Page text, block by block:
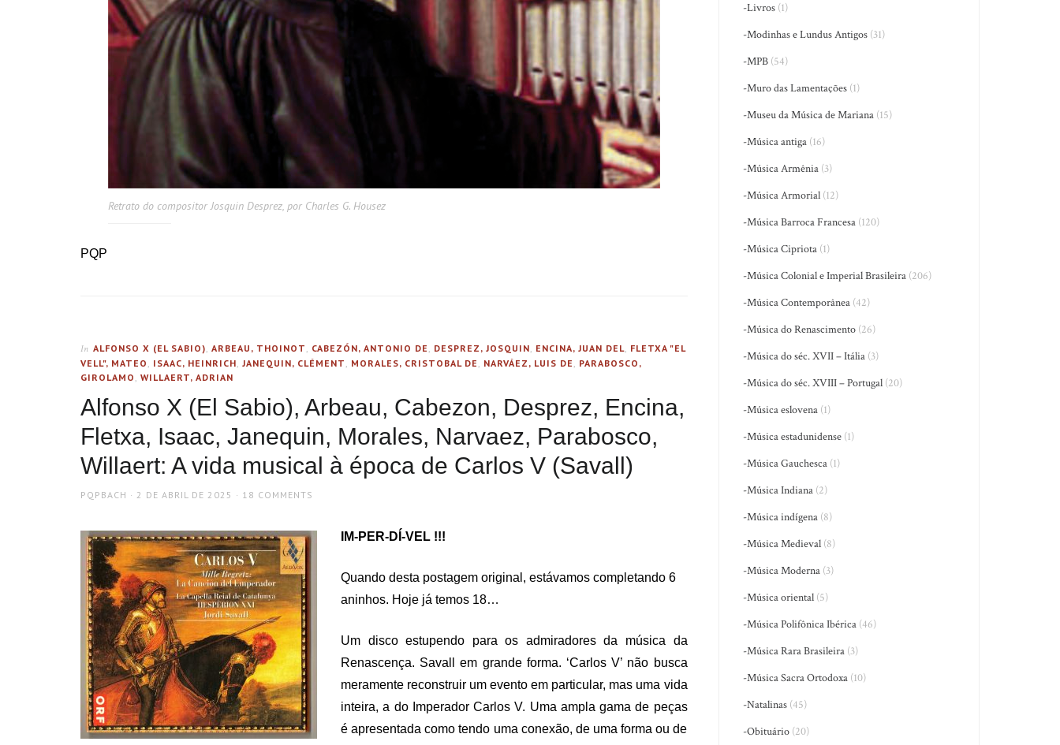
Retrato do compositor Josquin Desprez, por Charles G. Housez
PQP
In ALFONSO X (EL SABIO), ARBEAU, THOINOT , CABEZÓN, ANTONIO DE , DESPREZ, JOSQUIN, ENCINA, JUAN DEL, FLETXA "EL
VELL", MATEO , ISAAC, HEINRICH, JANEQUIN, CLÉMENT , MORALES, CRISTOBAL DE , NARVÁEZ, LUIS DE , PARABOSCO,
GIROLAMO , WILLAERT, ADRIAN
Alfonso X (El Sabio), Arbeau, Cabezon, Desprez, Encina,
Fletxa, Isaac, Janequin, Morales, Narvaez, Parabosco,
Willaert: A vida musical à época de Carlos V (Savall)
AUTHOR
PQPBACH
POSTED
2 DE ABRIL DE 2025 18 COMMENTS
IM-PER-DÍ-VEL !!!
Quando desta postagem original, estávamos completando 6
aninhos. Hoje já temos 18…
Um disco estupendo para os admiradores da música da
Renascença. Savall em grande forma. ‘Carlos V’ não busca
meramente reconstruir um evento em particular, mas uma vida
inteira, a do Imperador Carlos V. Uma ampla gama de peças
é apresentada como tendo uma conexão, de uma forma ou de
-Livros (1)
-Modinhas e Lundus Antigos (31)
-MPB (54)
-Muro das Lamentações (1)
-Museu da Música de Mariana (15)
-Música antiga (16)
-Música Armênia (3)
-Música Armorial (12)
-Música Barroca Francesa (120)
-Música Cipriota (1)
-Música Colonial e Imperial Brasileira (206)
-Música Contemporânea (42)
-Música do Renascimento (26)
-Música do séc. XVII – Itália (3)
-Música do séc. XVIII – Portugal (20)
-Música eslovena (1)
-Música estadunidense (1)
-Música Gauchesca (1)
-Música Indiana (2)
-Música indígena (8)
-Música Medieval (8)
-Música Moderna (3)
-Música oriental (5)
-Música Polifônica Ibérica (46)
-Música Rara Brasileira (3)
-Música Sacra Ortodoxa (10)
-Natalinas (45)
-Obituário (20)